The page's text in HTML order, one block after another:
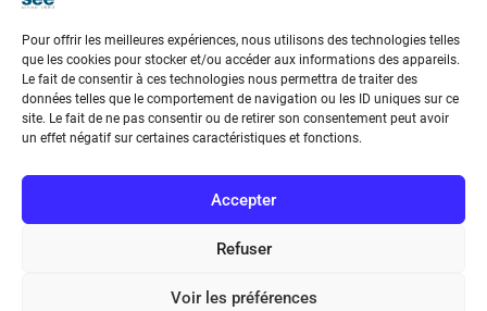
Pour offrir les meilleures expériences, nous utilisons des technologies telles
que les cookies pour stocker et/ou accéder aux informations des appareils.
Le fait de consentir à ces technologies nous permettra de traiter des
données telles que le comportement de navigation ou les ID uniques sur ce
site. Le fait de ne pas consentir ou de retirer son consentement peut avoir
un effet négatif sur certaines caractéristiques et fonctions.
Accepter
Refuser
Voir les préférences
Marie Ampère
de l’Information et de la Communication
17 rue de l’Amiral Hamelin75116 Paris
Métro : « Boissière » Ligne 6 et « Iéna » Ligne 9
N° de SIREN : 785 393 232, Code APE : 9412Z TVA intra-